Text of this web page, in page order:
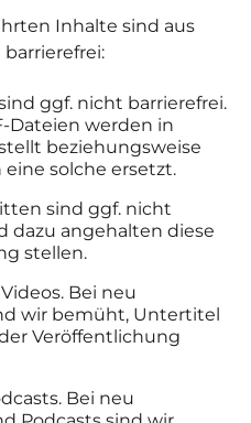
Inhalte sind aus
ggf. nicht barrierefrei.
Dateien werden in
beziehungsweise
solche ersetzt.
sind ggf. nicht
dazu angehalten diese
stellen.
Bei neu
wir bemüht, Untertitel
Veröffentlichung
Bei neu